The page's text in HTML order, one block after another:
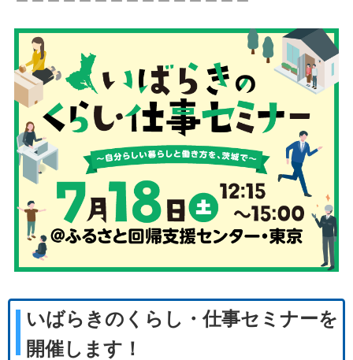
いばらきのくらし・仕事セミナーを
開催します！